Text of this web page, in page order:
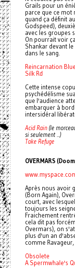
Grails pour un
parce que ce mot
quand ça définit
Godspeed),
avec les groupes
On pourrait voir
Shankar devant
dans le sang.
Reincarnation
Silk Rd
Cette intense
psychédélisme
que l'audience
embarquer à
intersidéral
Acid Rain(le
si seulement ...)
Take Refuge
OVERMARS
Après nous avoir
(Born Again),
court, avec
toujours les
Fraichement
cela dit pas
Overmars), on
plus d'un an
comme
Obsolete
A Spermwhale's